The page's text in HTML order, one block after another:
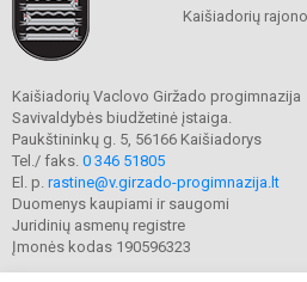
Kaišiadorių
Kaišiadorių Vaclovo Giržado progimnazija
Savivaldybės biudžetinė įstaiga.
Paukštininkų g. 5, 56166 Kaišiadorys
Tel./ faks. 0 346 51805
El. p. rastine@v.girzado-progimnazija.lt
Duomenys kaupiami ir saugomi
Juridinių asmenų registre
Įmonės kodas 190596323